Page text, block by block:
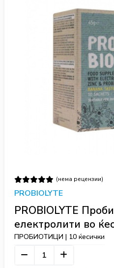
(нема рецензии)
PROBIOLYTE
PROBIOLYTE
електролити во
ПРОБИОТИЦИ | 10 ќесички